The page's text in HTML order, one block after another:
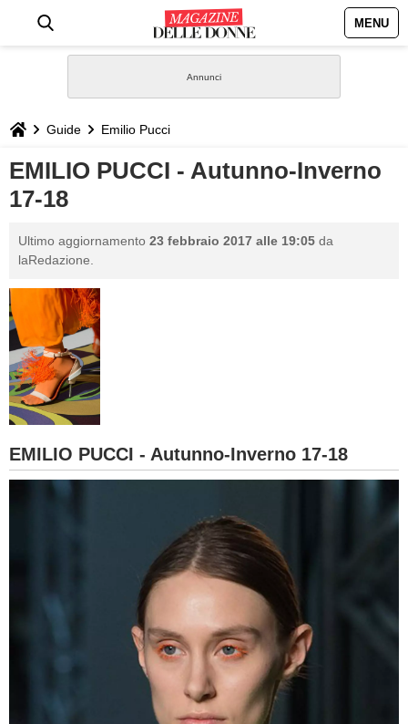
MENU
STILE
BIOGRAFIE
DEFINIZIONI
GASTRONOMIA
CAPELLI
SESSO
Guide Emilio Pucci
EMILIO PUCCI - Autunno-Inverno
17-18
Ultimo aggiornamento 23 febbraio 2017 alle 19:05 da
laRedazione.
EMILIO PUCCI - Autunno-Inverno 17-18